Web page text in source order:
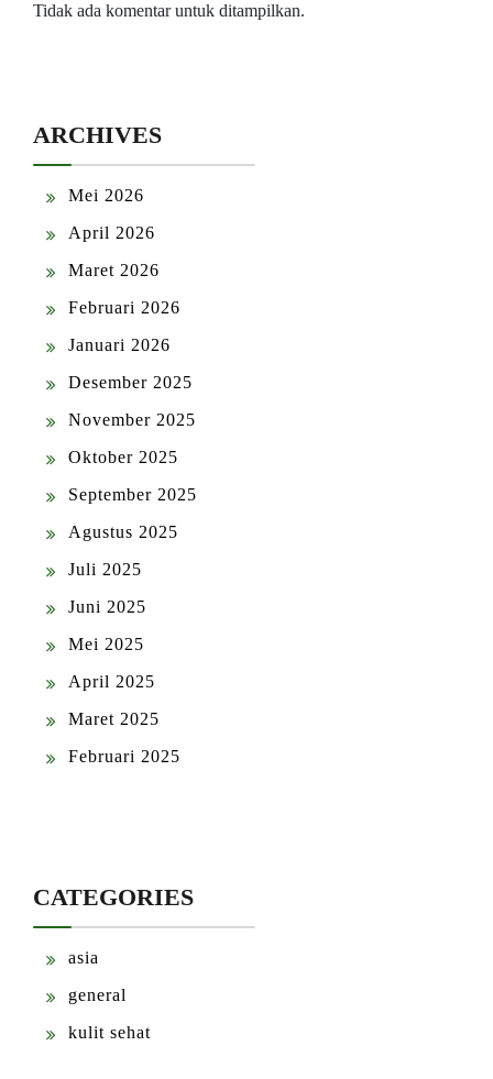
Tidak ada komentar untuk ditampilkan.
ARCHIVES
Mei 2026
April 2026
Maret 2026
Februari 2026
Januari 2026
Desember 2025
November 2025
Oktober 2025
September 2025
Agustus 2025
Juli 2025
Juni 2025
Mei 2025
April 2025
Maret 2025
Februari 2025
CATEGORIES
asia
general
kulit sehat